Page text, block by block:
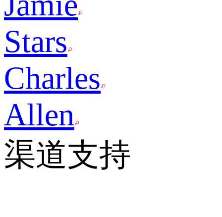
Stars
Charles
Allen
渠道支持